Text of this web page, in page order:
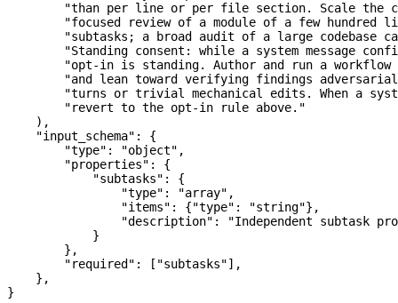
"than per line or per file section. Scale the
"focused review of a module of a few hundred
"subtasks; a broad audit of a large codebase
"Standing consent: while a system message
"opt-in is standing. Author and run a
"and lean toward verifying findings
"turns or trivial mechanical edits. When a
        "revert to the opt-in rule above."
    ),
    "input_schema"
: {
        "type"
: "object" ,
        "properties"
: {
            "subtasks"
: {
                "type"
: "array" ,
                "items"
: {"type" : "string"},
                "description"
:
"Independent subtask
            }
        },
        "required"
: [ "subtasks"],
    },
}